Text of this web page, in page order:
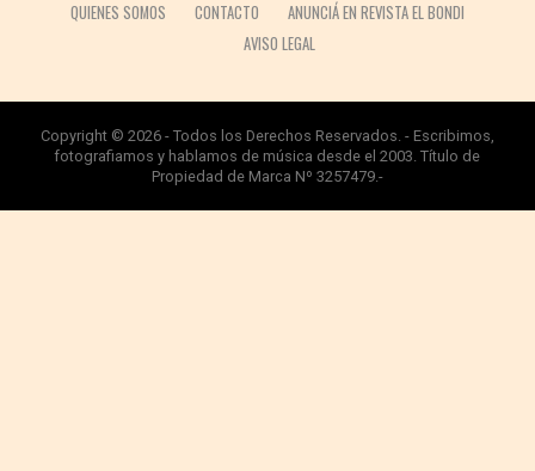
QUIENES SOMOS CONTACTO
ANUNCIÁ EN REVISTA EL BONDI
AVISO LEGAL
Copyright © 2026 - Todos los Derechos Reservados. - Escribimos,
fotografiamos y hablamos de música desde el 2003. Título de
Propiedad de Marca Nº 3257479.-